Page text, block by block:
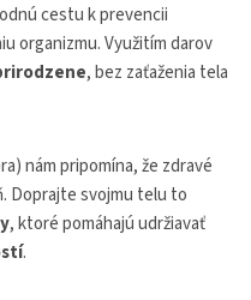
cestu k prevencii
organizmu. Využitím darov
, bez zaťaženia tela
nám pripomína, že zdravé
Doprajte svojmu telu to
, ktoré pomáhajú udržiavať
.